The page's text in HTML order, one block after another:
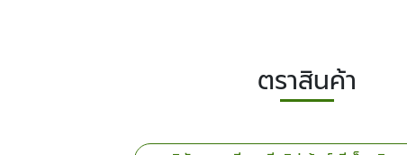
ตราสินค้า